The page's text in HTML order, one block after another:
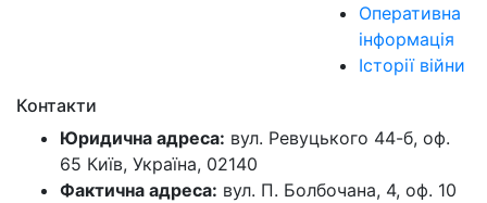
Оперативна
інформація
Історії війни
Контакти
Юридична адреса: вул. Ревуцького 44-б, оф.
65 Київ, Україна, 02140
Фактична адреса: вул. П. Болбочана, 4, оф. 10